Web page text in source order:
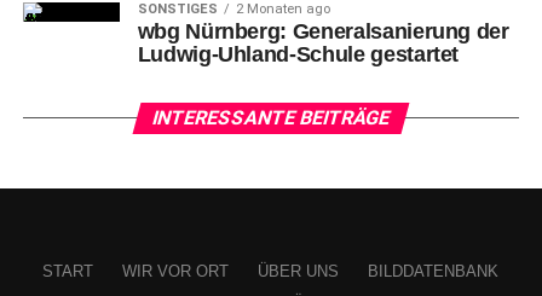
SONSTIGES 2 Monaten ago
wbg Nürnberg: Generalsanierung der
Ludwig-Uhland-Schule gestartet
INTERESSANTE BEITRÄGE
START WIR VOR ORT ÜBER UNS
BILDDATENBANK